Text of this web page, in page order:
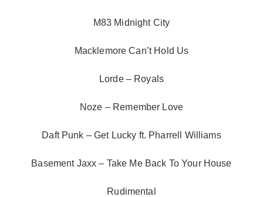
M83 Midnight City
Macklemore Can’t Hold Us
Lorde – Royals
Noze – Remember Love
Daft Punk – Get Lucky ft. Pharrell Williams
Basement Jaxx – Take Me Back To Your House
Rudimental